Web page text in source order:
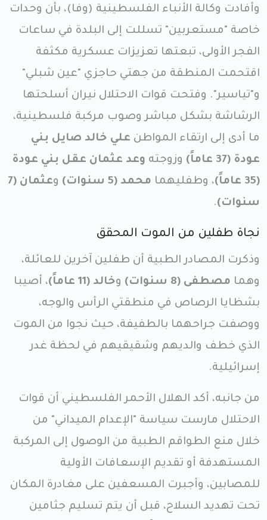
وأفادت وكالة الأنباء الفلسطينية (وفا)، بأن وحدات
خاصة "مستعربين" تسللت إلى البلدة في ساعات
الفجر الأولى، تبعتها تعزيزات عسكرية مكثفة
اقتحمت المنطقة من جهتي حاجزي "عين شبلي"
و"تياسير". وفتحت قوات الاحتلال نيران أسلحتها
الرشاشة بشكل مباشر وصوب مركبة فلسطينية،
ما أدى إلى ارتقاء المواطن علي خالد صايل بني
عودة (37 عاماً)
وزوجته وعد عثمان عقل بني عودة
(35 عاماً)
، وطفليهما محمد (5 سنوات) و
عثمان (7
سنوات).
نجاة طفلين من الموت المحقق
وذكرت المصادر الطبية أن طفلين آخرين للعائلة،
وهما مصطفى (8 سنوات) وخالد (11 عاماً)
، أصيبا
بشظايا الرصاص في منطقتي الرأس والوجه،
ووصفت جراحهما بالطفيفة، حيث نجوا من الموت
الذي خطف والديهم وشقيقيهم في لحظة غدر
إسرائيلية.
من جانبه، أكد الهلال الأحمر الفلسطيني أن قوات
الاحتلال مارست سياسة "الإعدام الميداني" من
خلال منع الطواقم الطبية من الوصول إلى المركبة
المستهدفة أو تقديم الإسعافات الأولية
للمصابين، وأجبرت المسعفين على مغادرة المكان
تحت تهديد السلاح، قبل أن يتم تسليم جثامين